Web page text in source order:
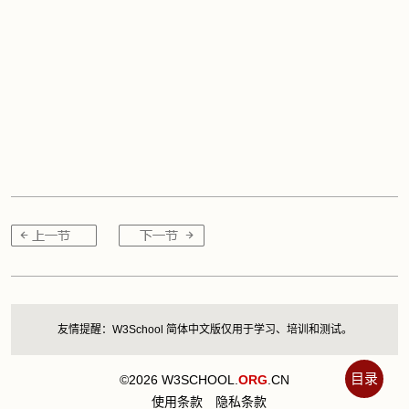
目录
友情提醒：W3School 简体中文版仅用于学习、培训和测试。
©2026 W3SCHOOL. ORG .CN
使用条款
隐私条款